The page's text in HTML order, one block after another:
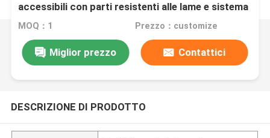
accessibili con parti resistenti alle lame e sistema
di pelletizzazione
MOQ：1 Prezzo：customize
Miglior prezzo Contattici
DESCRIZIONE DI PRODOTTO